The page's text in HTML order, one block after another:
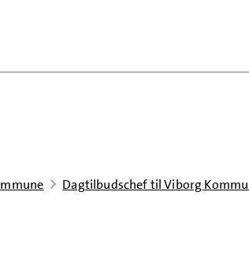
Dagtilbudschef til Viborg